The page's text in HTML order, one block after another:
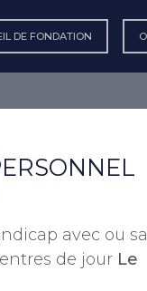
DE FONDATION
avec ou
de jour Le